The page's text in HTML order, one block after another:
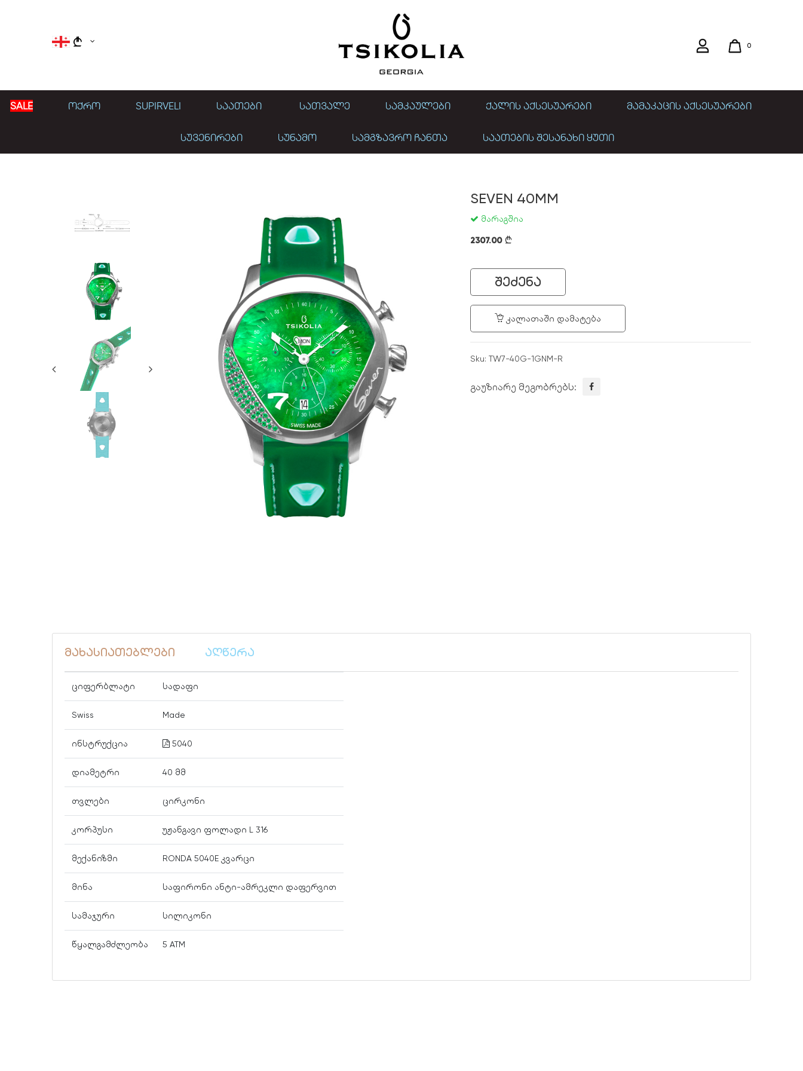
} 0
SALE ᲝᲥᲠᲝ SUPIRVELI ᲡᲐᲐᲗᲔᲑᲘ ᲡᲐᲗᲕᲐᲚᲔ ᲡᲐᲛᲙᲐᲣᲚᲔᲑᲘ ᲥᲐᲚᲘᲡ ᲐᲥᲡᲔᲡᲣᲐᲠᲔᲑᲘ ᲛᲐᲛᲐᲙᲐᲪᲘᲡ ᲐᲥᲡᲔᲡᲣᲐᲠᲔᲑᲘ
ᲡᲣᲕᲔᲜᲘᲠᲔᲑᲘ ᲡᲣᲜᲐᲛᲝ ᲡᲐᲛᲒᲖᲐᲕᲠᲝ ᲩᲐᲜᲗᲐ ᲡᲐᲐᲗᲔᲑᲘᲡ ᲨᲔᲡᲐᲜᲐᲮᲘ ᲧᲣᲗᲘ
SEVEN 40MM
მარაგშია
2307.00 }
ᲨᲔᲫᲔᲜᲐ
ᲙᲐᲚᲐᲗᲐᲨᲘ ᲓᲐᲛᲐᲢᲔᲑᲐ
Sku: TW7-40G-1GNM-R
გაუზიარე მეგობრებს:
მახასიათებლები აღწერა
ციფერბლატი სადაფი
Swiss Made
ინსტრუქცია 5040
დიამეტრი 40 მმ
თვლები ცირკონი
კორპუსი უჟანგავი ფოლადი L 316
მექანიზმი RONDA 5040E კვარცი
მინა საფირონი ანტი-ამრეკლი დაფერვით
სამაჯური სილიკონი
წყალგამძლეობა 5 ATM